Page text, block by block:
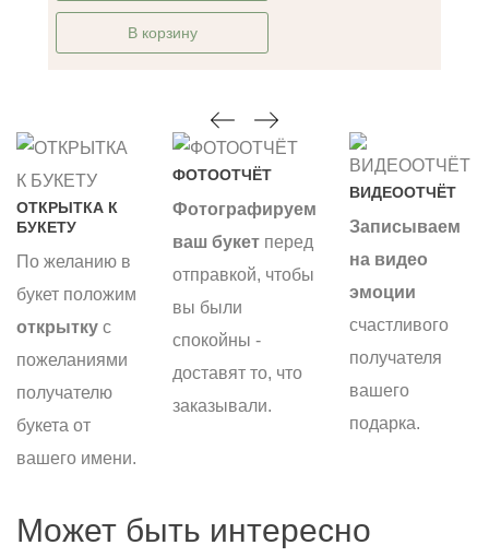
В корзину
ОТКРЫТКА К
БУКЕТУ
По желанию в
букет положим
открытку с
пожеланиями
получателю
букета от
вашего имени.
ФОТООТЧЁТ
Фотографируем
ваш букет перед
отправкой, чтобы
вы были
спокойны -
доставят то, что
заказывали.
ВИДЕООТЧЁТ
Записываем
на видео
эмоции
счастливого
получателя
вашего
подарка.
Может быть интересно